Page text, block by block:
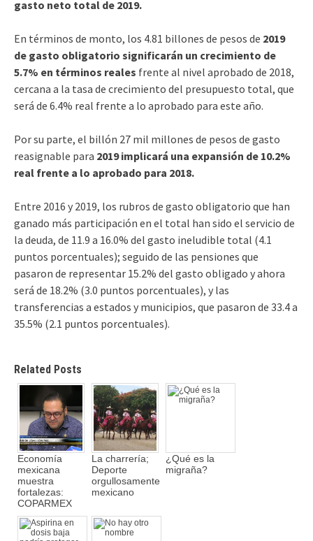
gasto neto total de 2019.
En términos de monto, los 4.81 billones de pesos de 2019
de gasto obligatorio significarán un crecimiento de
5.7% en términos reales frente al nivel aprobado de 2018,
cercana a la tasa de crecimiento del presupuesto total, que
será de 6.4% real frente a lo aprobado para este año.
Por su parte, el billón 27 mil millones de pesos de gasto
reasignable para 2019 implicará una expansión de 10.2%
real frente a lo aprobado para 2018.
Entre 2016 y 2019, los rubros de gasto obligatorio que han
ganado más participación en el total han sido el servicio de
la deuda, de 11.9 a 16.0% del gasto ineludible total (4.1
puntos porcentuales); seguido de las pensiones que
pasaron de representar 15.2% del gasto obligado y ahora
será de 18.2% (3.0 puntos porcentuales), y las
transferencias a estados y municipios, que pasaron de 33.4 a
35.5% (2.1 puntos porcentuales).
Related Posts
Economía
mexicana
muestra
fortalezas:
COPARMEX
La charrería;
Deporte
orgullosamente
mexicano
¿Qué es la
migraña?